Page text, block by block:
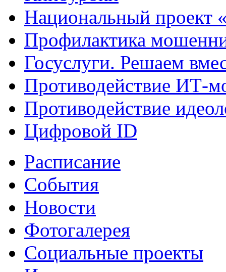
Национальный проект
Профилактика
Госуслуги. Решаем
Противодействие ИТ-
Противодействие
Цифровой ID
Расписание
События
Новости
Фотогалерея
Социальные проекты